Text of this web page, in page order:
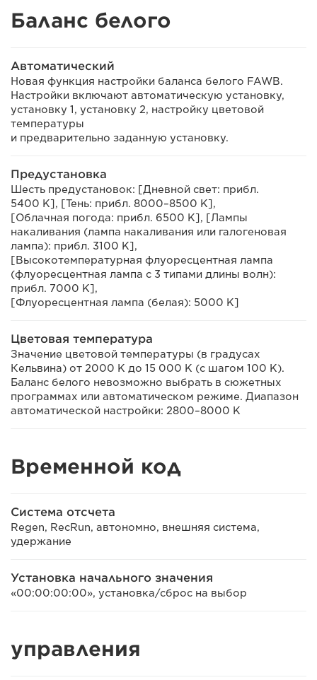
Баланс белого
Автоматический
Новая функция настройки баланса белого FAWB.
Настройки включают автоматическую установку,
установку 1, установку 2, настройку цветовой
температуры
и предварительно заданную установку.
Предустановка
Шесть предустановок: [Дневной свет: прибл.
5400 K], [Тень: прибл. 8000–8500 K],
[Облачная погода: прибл. 6500 K], [Лампы
накаливания (лампа накаливания или галогеновая
лампа): прибл. 3100 K],
[Высокотемпературная флуоресцентная лампа
(флуоресцентная лампа с 3 типами длины волн):
прибл. 7000 K],
[Флуоресцентная лампа (белая): 5000 K]
Цветовая температура
Значение цветовой температуры (в градусах
Кельвина) от 2000 K до 15 000 K (с шагом 100 K).
Баланс белого невозможно выбрать в сюжетных
программах или автоматическом режиме. Диапазон
автоматической настройки: 2800–8000 K
Временной код
Система отсчета
Regen, RecRun, автономно, внешняя система,
удержание
Установка начального значения
«00:00:00:00», установка/сброс на выбор
управления